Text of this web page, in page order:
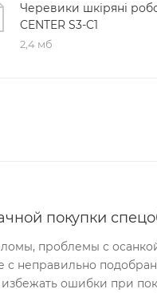
Черевики шкіряні
CENTER S3-C1
2,4 мб
покупки
проблемы с
с неправильно
ошибки при